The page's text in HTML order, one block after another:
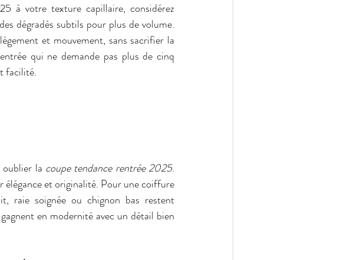
à votre texture capillaire, considérez
dégradés subtils pour plus de volume.
et mouvement, sans sacrifier la
qui ne demande pas plus de cinq
facilité.
oublier la coupe tendance rentrée 2025.
et originalité. Pour une coiffure
raie soignée ou chignon bas restent
en modernité avec un détail bien